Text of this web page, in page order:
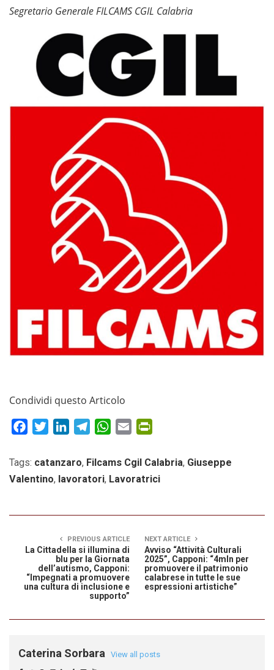
Segretario Generale FILCAMS CGIL Calabria
Condividi questo Articolo
FacebookTwitterLinkedInTelegramWhatsApp
Email
Tags: catanzaro, Filcams Cgil Calabria, Giuseppe
Valentino, lavoratori, Lavoratrici
PREVIOUS ARTICLE
La Cittadella si illumina di
blu per la Giornata
dell’autismo, Capponi:
“Impegnati a promuovere
una cultura di inclusione e
supporto”
NEXT ARTICLE
Avviso “Attività Culturali
2025”, Capponi: “4mln per
promuovere il patrimonio
calabrese in tutte le sue
espressioni artistiche”
Caterina Sorbara View all posts